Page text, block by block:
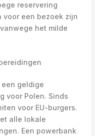
reservering
voor een bezoek zijn
het milde
geldige
voor Polen. Sinds
voor EU-burgers.
alle lokale
Een powerbank